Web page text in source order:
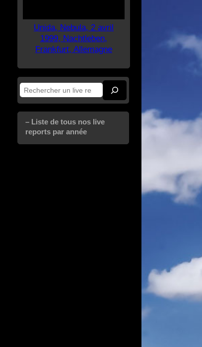
Unida, Nebula, 2 avril
1999, Nachtleben,
Frankfurt, Allemagne
Rechercher
– Liste de tous nos live
reports par année